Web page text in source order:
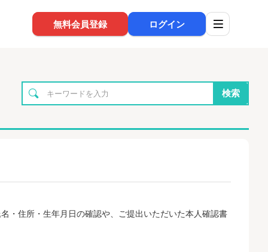
無料会員登録 ログイン
検索
・住所・生年月日の確認や、ご提出いただいた本人確認書